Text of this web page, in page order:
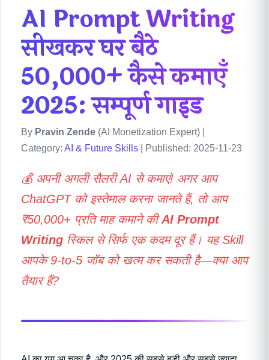
AI Prompt Writing
सीखकर घर बैठे
₹50,000+ कैसे कमाएँ
2025: सम्पूर्ण गाइड
By Pravin Zende (AI Monetization Expert) |
Category: AI & Future Skills | Published: 2025-11-23
💰 अपनी अगली सैलरी AI से कमाएं! अगर आप
ChatGPT को इस्तेमाल करना जानते हैं, तो आप
₹50,000+ प्रति माह कमाने कीAI Prompt
Writing स्किल से सिर्फ एक कदम दूर हैं। यह Skill
आपके 9-to-5 जॉब को खत्म कर सकती है—क्या आप
तैयार हैं?